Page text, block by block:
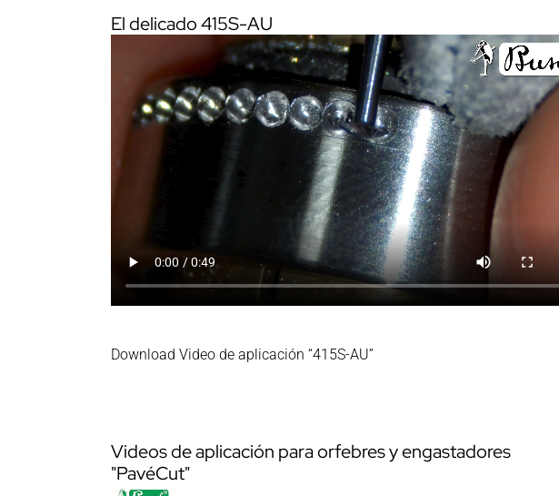
El delicado 415S-AU
Download Video de aplicación “415S-AU”
Videos de aplicación para orfebres y engastadores
"PavéCut"